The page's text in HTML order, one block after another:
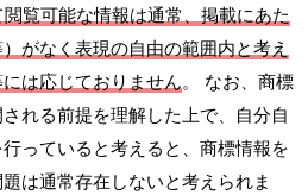
覧可能な情報は通常、掲載にあた
がなく表現の自由の範囲内と考え
は応じておりません。 なお、商標
れる前提を理解した上で、自分自
っていると考えると、商標情報を
は通常存在しないと考えられま